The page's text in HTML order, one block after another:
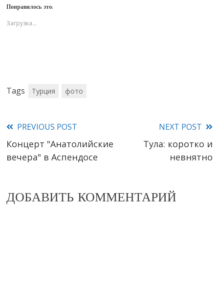
Понравилось это:
Загрузка...
Tags Турция фото
Read
more
PREVIOUS POST
Концерт "Анатолийские
вечера" в Аспендосе
NEXT POST
Тула: коротко и
невнятно
ДОБАВИТЬ КОММЕНТАРИЙ